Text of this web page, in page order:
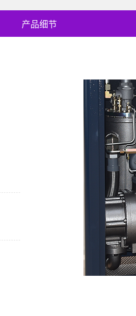
产品细节